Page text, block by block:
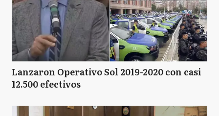
Lanzaron Operativo Sol 2019-2020 con casi
12.500 efectivos